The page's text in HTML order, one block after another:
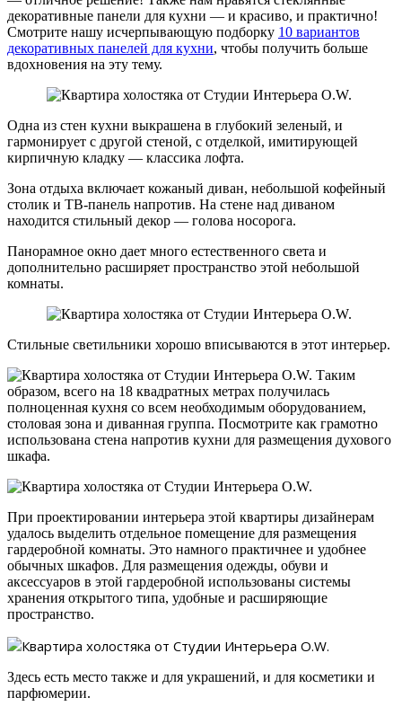
декоративные панели для кухни — и красиво, и практично!
Смотрите нашу исчерпывающую подборку 10 вариантов
декоративных панелей для кухни, чтобы получить больше
вдохновения на эту тему.
Одна из стен кухни выкрашена в глубокий зеленый, и
гармонирует с другой стеной, с отделкой, имитирующей
кирпичную кладку — классика лофта.
Зона отдыха включает кожаный диван, небольшой кофейный
столик и ТВ-панель напротив. На стене над диваном
находится стильный декор — голова носорога.
Панорамное окно дает много естественного света и
дополнительно расширяет пространство этой небольшой
комнаты.
Стильные светильники хорошо вписываются в этот интерьер.
Таким
образом, всего на 18 квадратных метрах получилась
полноценная кухня со всем необходимым оборудованием,
столовая зона и диванная группа. Посмотрите как грамотно
использована стена напротив кухни для размещения духового
шкафа.
При проектировании интерьера этой квартиры дизайнерам
удалось выделить отдельное помещение для размещения
гардеробной комнаты. Это намного практичнее и удобнее
обычных шкафов. Для размещения одежды, обуви и
аксессуаров в этой гардеробной использованы системы
хранения открытого типа, удобные и расширяющие
пространство.
Здесь есть место также и для украшений, и для косметики и
парфюмерии.